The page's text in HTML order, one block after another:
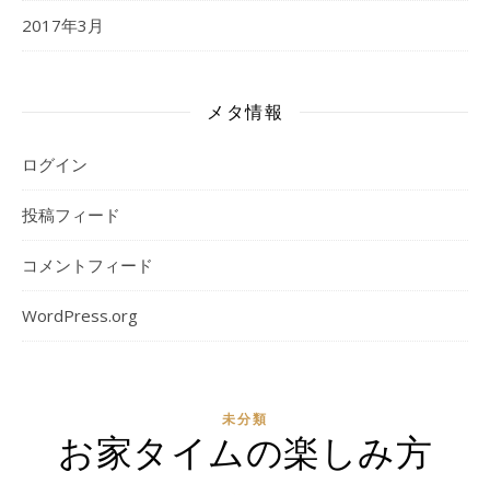
2017年3月
メタ情報
ログイン
投稿フィード
コメントフィード
WordPress.org
未分類
お家タイムの楽しみ方